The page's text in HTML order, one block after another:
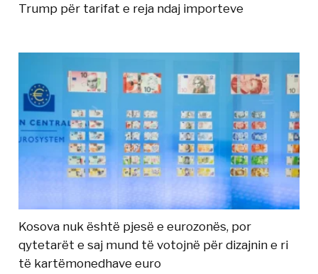
Trump për tarifat e reja ndaj importeve
Kosova nuk është pjesë e eurozonës, por
qytetarët e saj mund të votojnë për dizajnin e ri
të kartëmonedhave euro